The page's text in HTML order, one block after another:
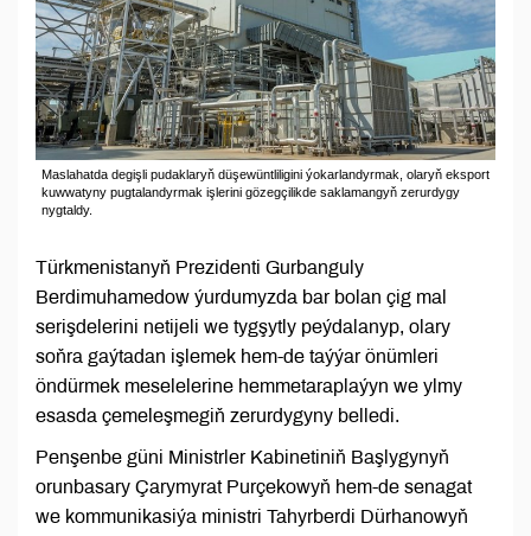
Maslahatda degişli pudaklaryň düşewüntliligini ýokarlandyrmak, olaryň eksport
kuwwatyny pugtalandyrmak işlerini gözegçilikde saklamangyň zerurdygy
nygtaldy.
Türkmenistanyň Prezidenti Gurbanguly
Berdimuhamedow ýurdumyzda bar bolan çig mal
serişdelerini netijeli we tygşytly peýdalanyp, olary
soňra gaýtadan işlemek hem-de taýýar önümleri
öndürmek meselelerine hemmetaraplaýyn we ylmy
esasda çemeleşmegiň zerurdygyny belledi.
Penşenbe güni Ministrler Kabinetiniň Başlygynyň
orunbasary Çarymyrat Purçekowyň hem-de senagat
we kommunikasiýa ministri Tahyrberdi Dürhanowyň